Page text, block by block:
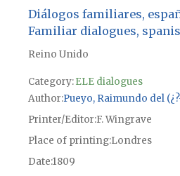
Diálogos familiares,
Familiar dialogues,
Reino Unido
Category:ELE dialogues
Author Pueyo, Raimundo del
Printer/Editor F. Wingrave
Place of printingLondres
Date1809